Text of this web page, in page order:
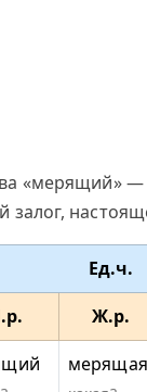
«мерящий» —
залог,
Ед.ч.
Ж.р.
мерящая